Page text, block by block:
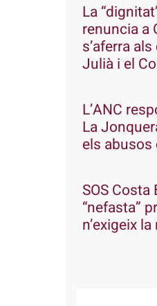
La
renuncia a
s’aferra
Julià i el
L’ANC
La
els abusos
SOS
“nefasta”
n’exigeix